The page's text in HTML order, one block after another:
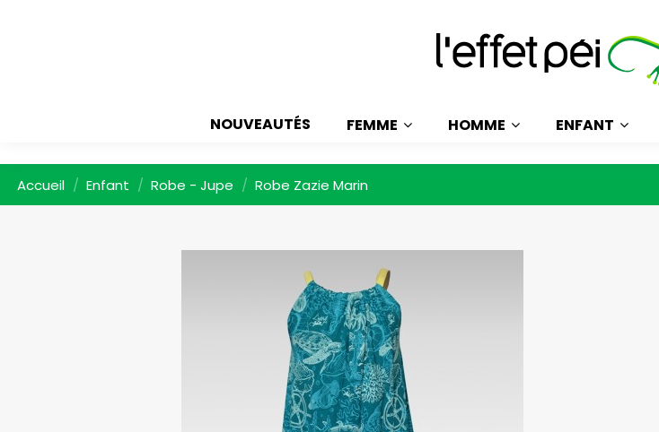
NOUVEAUTÉS FEMME HOMME ENFANT
Accueil Enfant Robe - Jupe Robe Zazie Marin